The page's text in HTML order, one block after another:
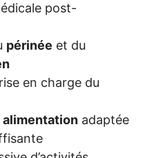
post-
périnée et du
en charge du
alimentation adaptée